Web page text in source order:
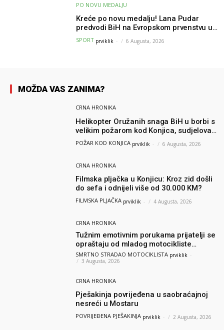
PO NOVU MEDALJU
Kreće po novu medalju! Lana Pudar
predvodi BiH na Evropskom prvenstvu u
Parizu
SPORT prviklik - 6 Augusta, 2026
MOŽDA VAS ZANIMA?
CRNA HRONIKA
Helikopter Oružanih snaga BiH u borbi s
velikim požarom kod Konjica, sudjelovao
i Air Tractor
POŽAR KOD KONJICA prviklik - 6 Augusta, 2026
CRNA HRONIKA
Filmska pljačka u Konjicu: Kroz zid došli
do sefa i odnijeli više od 30.000 KM?
FILMSKA PLJAČKA prviklik - 4 Augusta, 2026
CRNA HRONIKA
Tužnim emotivnim porukama prijatelji se
opraštaju od mladog motocikliste
Husnije Porča
SMRTNO STRADAO MOTOCIKLISTA prviklik -
3 Augusta, 2026
CRNA HRONIKA
Pješakinja povrijeđena u saobraćajnoj
nesreći u Mostaru
POVRIJEĐENA PJEŠAKINJA prviklik - 2 Augusta, 2026